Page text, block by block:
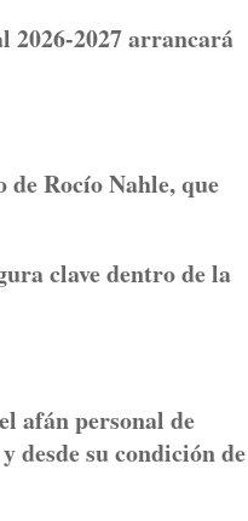
2026-2027 arrancará
Rocío Nahle, que
clave dentro de la
afán personal de
desde su condición de